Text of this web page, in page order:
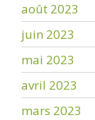
août 2023
juin 2023
mai 2023
avril 2023
mars 2023